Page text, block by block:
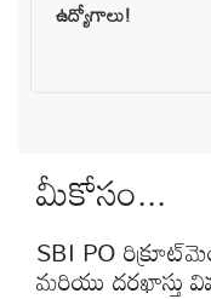
ఉద్యోగాలు!
మీకోసం...
SBI PO
మరియు దరఖాస్తు